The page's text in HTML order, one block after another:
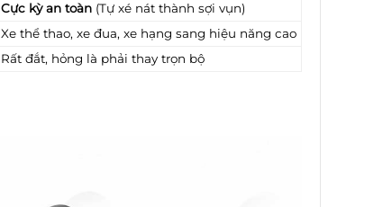
Cực kỳ an toàn (Tự xé nát thành sợi vụn)
Xe thể thao, xe đua, xe hạng sang hiệu năng cao
Rất đắt, hỏng là phải thay trọn bộ